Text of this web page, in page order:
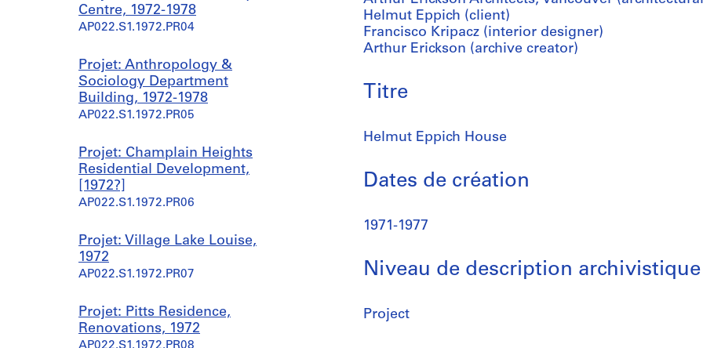
Centre, 1972-1978
AP022.S1.1972.PR04
Projet: Anthropology &
Sociology Department
Building, 1972-1978
AP022.S1.1972.PR05
Projet: Champlain Heights
Residential Development,
[1972?]
AP022.S1.1972.PR06
Projet: Village Lake Louise,
1972
AP022.S1.1972.PR07
Projet: Pitts Residence,
Renovations, 1972
Helmut Eppich (client)
Francisco Kripacz (interior designer)
Arthur Erickson (archive creator)
Titre
Helmut Eppich House
Dates de création
1971-1977
Niveau de description archivistique
Project